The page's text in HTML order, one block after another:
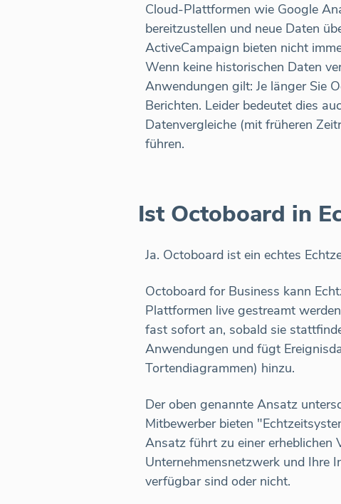
Cloud-Plattformen wie Google
bereitzustellen und neue Daten
ActiveCampaign bieten nicht
Wenn keine historischen Daten
Anwendungen gilt: Je länger Sie
Berichten. Leider bedeutet dies
Datenvergleiche (mit früheren
führen.
Ist Octoboard in
Ja. Octoboard ist ein echtes
Octoboard for Business kann
Plattformen live gestreamt
fast sofort an, sobald sie
Anwendungen und fügt
Tortendiagrammen) hinzu.
Der oben genannte Ansatz
Mitbewerber bieten
Ansatz führt zu einer erheblichen
Unternehmensnetzwerk und Ihre
verfügbar sind oder nicht.